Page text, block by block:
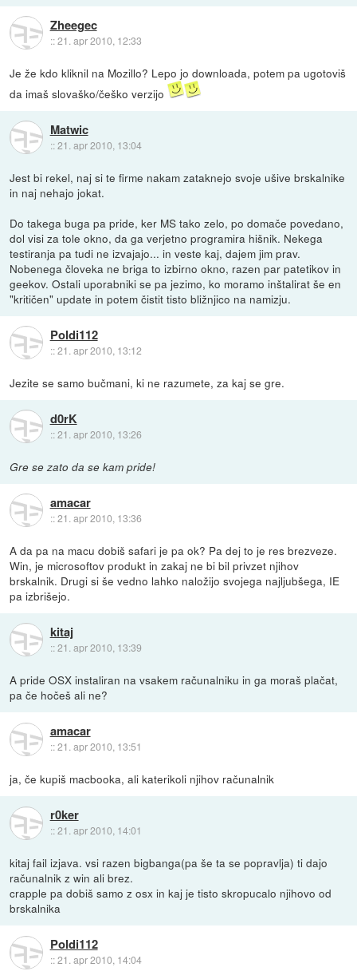
Zheegec
::21. apr 2010, 12:33
Je že kdo kliknil na Mozillo? Lepo jo downloada, potem pa ugotoviš
da imaš slovaško/češko verzijo
Matwic
::21. apr 2010, 13:04
Jest bi rekel, naj si te firme nakam zataknejo svoje ušive brskalnike
in naj nehajo jokat.
Do takega buga pa pride, ker MS tako zelo, po domače povedano,
dol visi za tole okno, da ga verjetno programira hišnik. Nekega
testiranja pa tudi ne izvajajo... in veste kaj, dajem jim prav.
Nobenega človeka ne briga to izbirno okno, razen par patetikov in
geekov. Ostali uporabniki se pa jezimo, ko moramo inštalirat še en
"kritičen" update in potem čistit tisto bližnjico na namizju.
Poldi112
::21. apr 2010, 13:12
Jezite se samo bučmani, ki ne razumete, za kaj se gre.
d0rK
::21. apr 2010, 13:26
Gre se zato da se kam pride!
amacar
::21. apr 2010, 13:36
A da pa na macu dobiš safari je pa ok? Pa dej to je res brezveze.
Win, je microsoftov produkt in zakaj ne bi bil privzet njihov
brskalnik. Drugi si še vedno lahko naložijo svojega najljubšega, IE
pa izbrišejo.
kitaj
::21. apr 2010, 13:39
A pride OSX instaliran na vsakem računalniku in ga moraš plačat,
pa če hočeš ali ne?
amacar
::21. apr 2010, 13:51
ja, če kupiš macbooka, ali katerikoli njihov računalnik
r0ker
::21. apr 2010, 14:01
kitaj fail izjava. vsi razen bigbanga(pa še ta se popravlja) ti dajo
računalnik z win ali brez.
crapple pa dobiš samo z osx in kaj je tisto skropucalo njihovo od
brskalnika
Poldi112
::21. apr 2010, 14:04